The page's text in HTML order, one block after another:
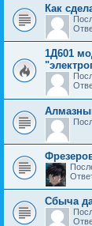
Как
1Д601
Сбыча